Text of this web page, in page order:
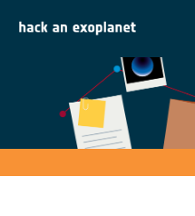
Galeria